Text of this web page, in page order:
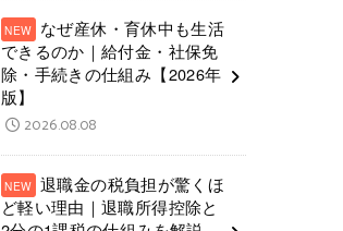
なぜ産休・育休中も生活
できるのか｜給付金・社保免
除・手続きの仕組み【2026年
版】
2026.08.08
退職金の税負担が驚くほ
ど軽い理由｜退職所得控除と